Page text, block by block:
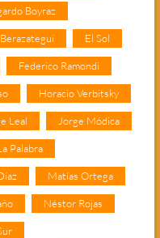
Boyraz
El Sol
Federico Ramondi
Horacio Verbitsky
Leal Jorge Módica
Palabra
Matías Ortega
Néstor Rojas